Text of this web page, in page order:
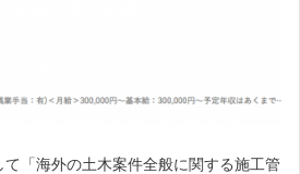
て「海外の土木案件全般に関する施工管